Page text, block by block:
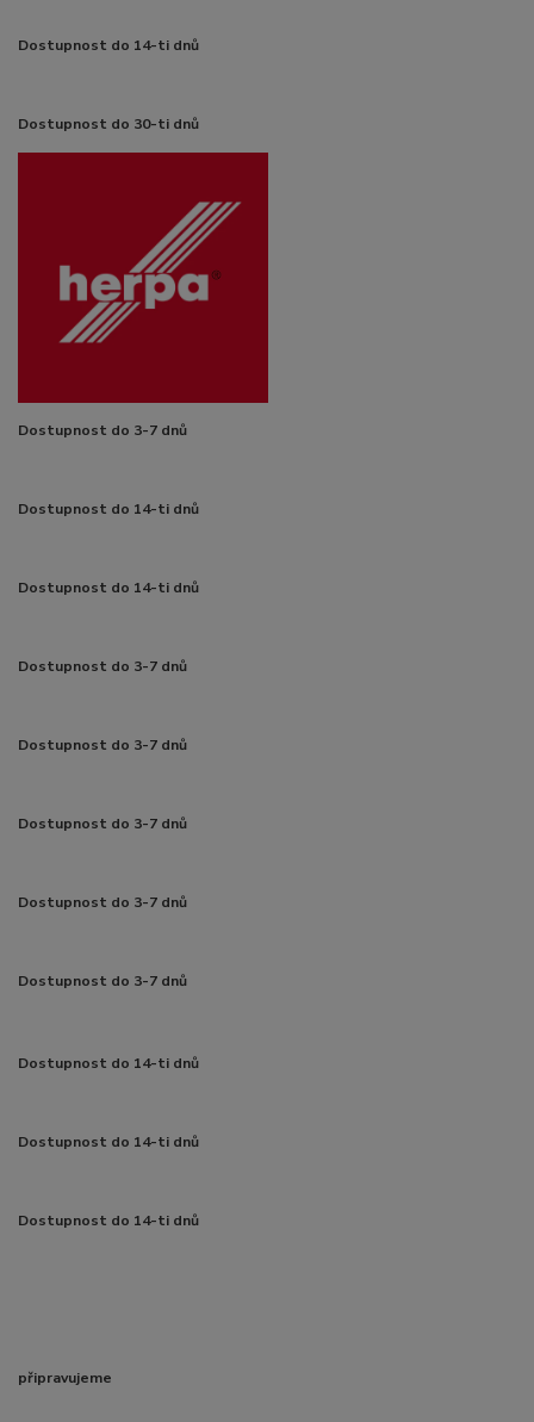
Dostupnost do 14-ti dnů
Dostupnost do 30-ti dnů
Dostupnost do 3-7 dnů
Dostupnost do 14-ti dnů
Dostupnost do 14-ti dnů
Dostupnost do 3-7 dnů
Dostupnost do 3-7 dnů
Dostupnost do 3-7 dnů
Dostupnost do 3-7 dnů
Dostupnost do 3-7 dnů
Dostupnost do 14-ti dnů
Dostupnost do 14-ti dnů
Dostupnost do 14-ti dnů
připravujeme